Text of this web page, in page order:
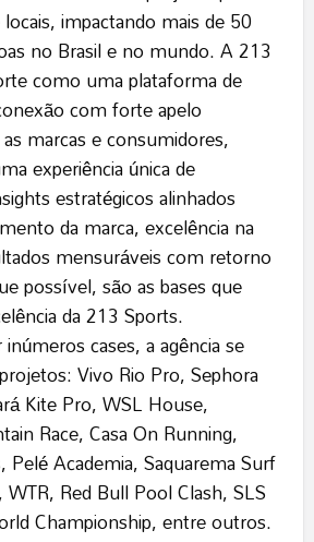
impactando mais de 50
no Brasil e no mundo. A 213
como uma plataforma de
com forte apelo
marcas e consumidores,
experiência única de
estratégicos alinhados
da marca, excelência na
mensuráveis com retorno
possível, são as bases que
da 213 Sports.
cases, a agência se
Vivo Rio Pro, Sephora
Kite Pro, WSL House,
Race, Casa On Running,
Pelé Academia, Saquarema Surf
WTR, Red Bull Pool Clash, SLS
Championship, entre outros.